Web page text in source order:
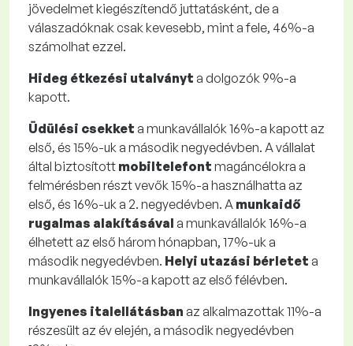
jövedelmet kiegészítendő juttatásként, de a
válaszadóknak csak kevesebb, mint a fele, 46%-a
számolhat ezzel.
Hideg étkezési utalványt a dolgozók 9%-a
kapott.
Üdülési csekket a munkavállalók 16%-a kapott az
első, és 15%-uk a második negyedévben. A vállalat
által biztosított mobiltelefont magáncélokra a
felmérésben részt vevők 15%-a használhatta az
első, és 16%-uk a 2. negyedévben. A munkaidő
rugalmas alakításával a munkavállalók 16%-a
élhetett az első három hónapban, 17%-uk a
második negyedévben. Helyi utazási bérletet a
munkavállalók 15%-a kapott az első félévben.
Ingyenes italellátásban az alkalmazottak 11%-a
részesült az év elején, a második negyedévben